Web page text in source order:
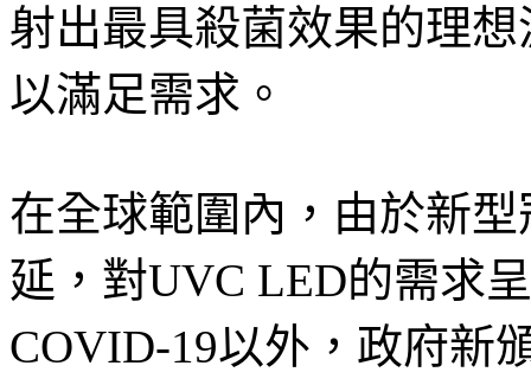
射出最具殺菌效果的理
以滿足需求。
在全球範圍內，由於新
延，對UVC LED的需求
COVID-19以外，政府新